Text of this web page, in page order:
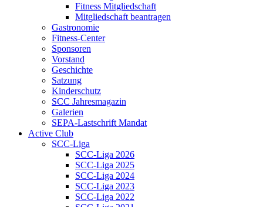
Fitness Mitgliedschaft
Mitgliedschaft beantragen
Gastronomie
Fitness-Center
Sponsoren
Vorstand
Geschichte
Satzung
Kinderschutz
SCC Jahresmagazin
Galerien
SEPA-Lastschrift Mandat
Active Club
SCC-Liga
SCC-Liga 2026
SCC-Liga 2025
SCC-Liga 2024
SCC-Liga 2023
SCC-Liga 2022